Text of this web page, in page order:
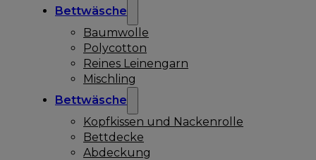
Bettwäsche
Baumwolle
Polycotton
Reines Leinengarn
Mischling
Bettwäsche
Kopfkissen und Nackenrolle
Bettdecke
Abdeckung